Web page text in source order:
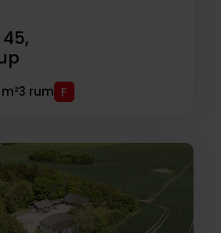
m²3 rum